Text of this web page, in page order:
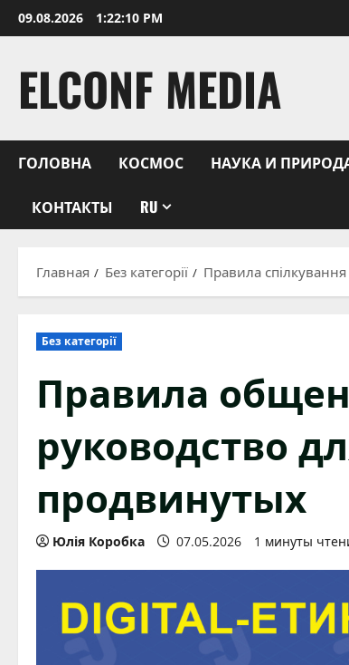
Перейти
к
09.08.2026 1:22:11 PM
ELCONF MEDIA
ГОЛОВНА КОСМОС НАУКА И
КОНТАКТЫ RU
Главная Без категорії Правила
Без категорії
Правила
руководство
продвинутых
Юлія Коробка 07.05.2026 1 минуты